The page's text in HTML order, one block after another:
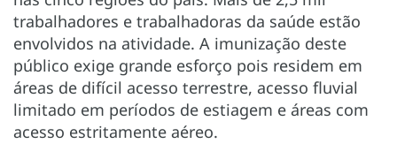
trabalhadores e trabalhadoras da saúde estão
envolvidos na atividade. A imunização deste
público exige grande esforço pois residem em
áreas de difícil acesso terrestre, acesso fluvial
limitado em períodos de estiagem e áreas com
acesso estritamente aéreo.